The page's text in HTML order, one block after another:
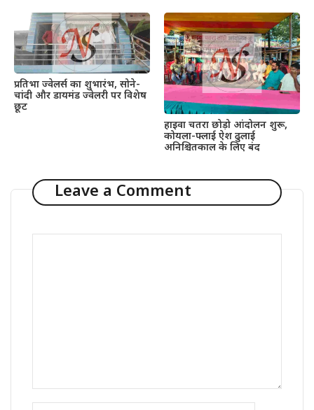
प्रतिभा ज्वेलर्स का शुभारंभ, सोने-
चांदी और डायमंड ज्वेलरी पर विशेष
छूट
हाइवा चतरा छोड़ो आंदोलन शुरू,
कोयला-फ्लाई ऐश ढुलाई
अनिश्चितकाल के लिए बंद
Leave a Comment